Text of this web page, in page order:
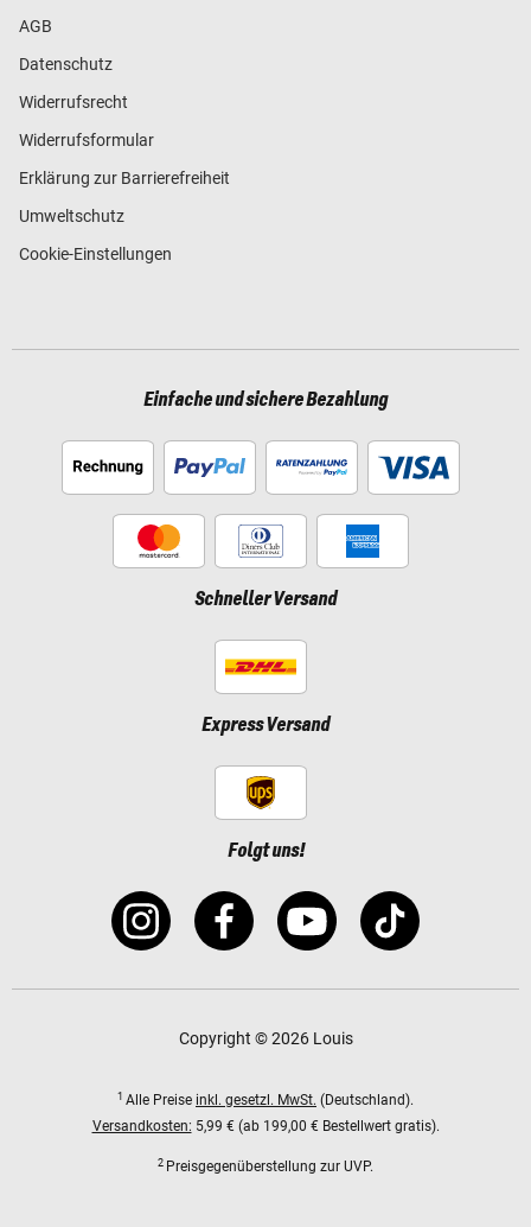
AGB
Datenschutz
Widerrufsrecht
Widerrufsformular
Erklärung zur Barrierefreiheit
Umweltschutz
Cookie-Einstellungen
Einfache und sichere Bezahlung
Schneller Versand
Express Versand
Folgt uns!
Copyright © 2026 Louis
1 Alle Preise inkl. gesetzl. MwSt. (Deutschland).
Versandkosten: 5,99 € (ab 199,00 € Bestellwert gratis).
2 Preisgegenüberstellung zur UVP.